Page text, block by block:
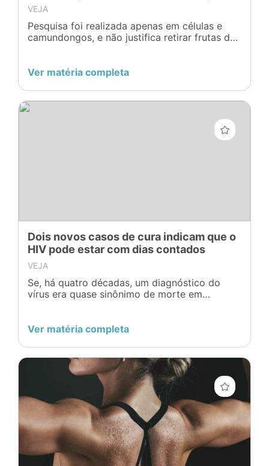
VEJA
Pesquisa foi realizada apenas em células e
camundongos, e não justifica retirar frutas da
Ver matéria completa
Dois novos casos de cura indicam que o
HIV pode estar com dias contados
VEJA
Se, há quatro décadas, um diagnóstico do
vírus era quase sinônimo de morte em
Ver matéria completa